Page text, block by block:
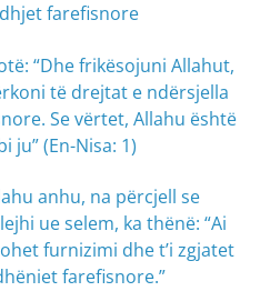
farefisnore
“Dhe frikësojuni Allahut,
të drejtat e ndërsjella
Se vërtet, Allahu është
ju” (En-Nisa: 1)
anhu, na përcjell se
ue selem, ka thënë: “Ai
furnizimi dhe t’i zgjatet
farefisnore.”